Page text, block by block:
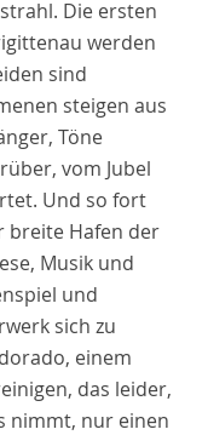
Die ersten
werden
sind
steigen aus
Töne
vom Jubel
Und so fort
breite Hafen der
Musik und
und
sich zu
einem
das leider,
nimmt, nur einen